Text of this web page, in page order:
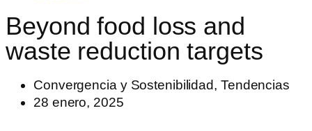
Beyond food loss and
waste reduction targets
Convergencia y Sostenibilidad, Tendencias
28 enero, 2025